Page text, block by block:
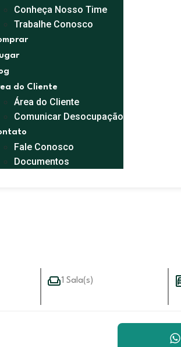
Conheça Nosso Time
Trabalhe Conosco
do Cliente
Área do Cliente
Comunicar Desocupação
Fale Conosco
Documentos
1 Sala(s)